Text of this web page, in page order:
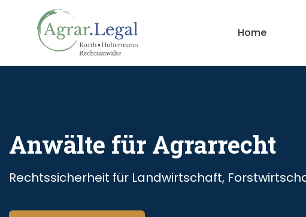
Home
Anwälte für Agrarrecht
Rechtssicherheit für Landwirtschaft,